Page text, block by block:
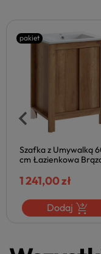
pakiet
Szafka z Umywalką
cm Łazienkowa
Naturalny Boho
1 241,00 zł
Dodaj